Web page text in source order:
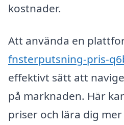
kostnader.
Att använda en
fnsterputsning-pris-
effektivt sätt att
på marknaden. Här
priser och lära dig